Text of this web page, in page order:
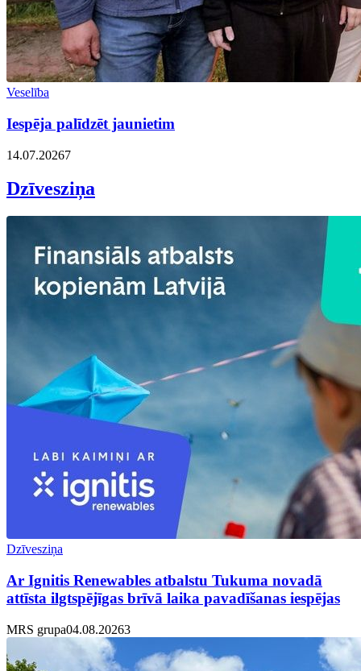
Veselība
Iespēja palīdzēt jaunietim
14.07.20267
Dzīvesziņa
Dzīvesziņa
Ar Ignitis Renewables atbalstu Tukuma novadā
attīsta ilgtspējīgas brīvā laika pavadīšanas iespējas
MRS grupa04.08.20263